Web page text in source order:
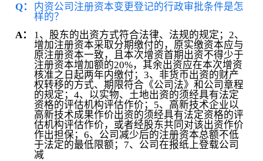
Q：
内资公司注册资本变更登记的行政审批条件是怎
样的？
A：
1、股东的出资方式符合法律、法规的规定；2、
增加注册资本采取分期缴付的，原实缴资本应与
原注册资本一致，且本次增资首期出资不得少于
注册资本增加额的20%，其余出资应在本次增资
核准之日起两年内缴付；3、非货币出资的财产
权转移的方式、期限符合《公司法》和公司章程
的规定；4、以实物、土地出资的须经具有法定
资格的评估机构评估作价；5、高新技术企业以
高新技术成果作价出资的须经具有法定资格的评
估机构评估作价，或者经股东共同对该出资作价
作出担保；6、公司减少后的注册资本总额不低
于法定的最低限额；7、公司在报纸上登载公司
减